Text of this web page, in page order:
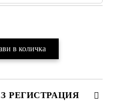
РЕГИСТРАЦИЯ